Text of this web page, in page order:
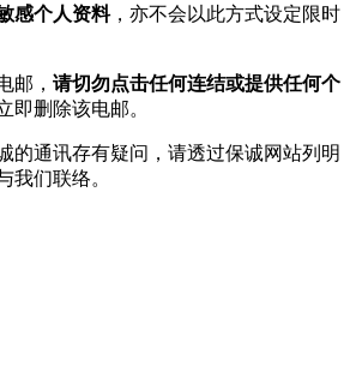
感个人资料，亦不会以此方式设定限时
邮， 请切勿点击任何连结或提供任何个
即删除该电邮。
的通讯存有疑问，请透过保诚网站列明
我们联络。